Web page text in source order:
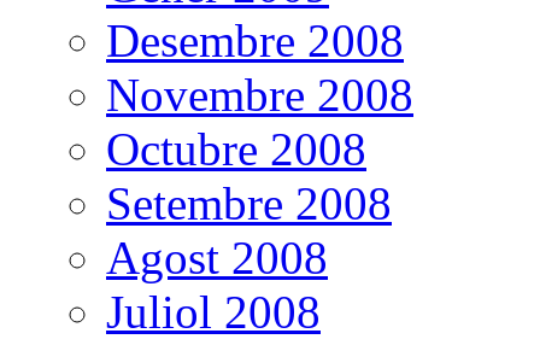
Desembre 2008
Novembre 2008
Octubre 2008
Setembre 2008
Agost 2008
Juliol 2008